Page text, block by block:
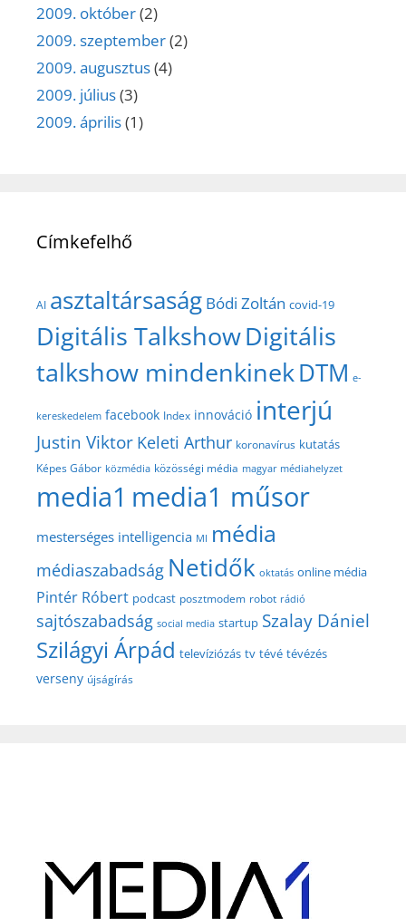
2009. október(2)
2009. szeptember(2)
2009. augusztus(4)
2009. július(3)
2009. április(1)
Címkefelhő
AI asztaltársaság Bódi Zoltán covid-19
Digitális TalkshowDigitális
talkshow mindenkinekDTM e-
kereskedelem facebook Index innováció interjú
Justin Viktor Keleti Arthur koronavírus kutatás
Képes Gábor közmédia közösségi média magyar médiahelyzet
media1 media1 műsor
mesterséges intelligencia MI média
médiaszabadság Netidők oktatás online média
Pintér Róbert podcast posztmodem robot rádió
sajtószabadság social media startup Szalay Dániel
Szilágyi Árpád televíziózás tv tévé tévézés
verseny újságírás